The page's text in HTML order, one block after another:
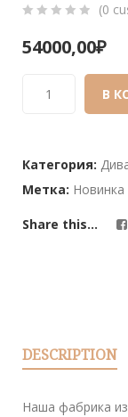
out
based
ratings
(0
54000,00₽
В
Категория:
Метка: Новинка
Share this...
DESCRIPTION
Наша фабрика